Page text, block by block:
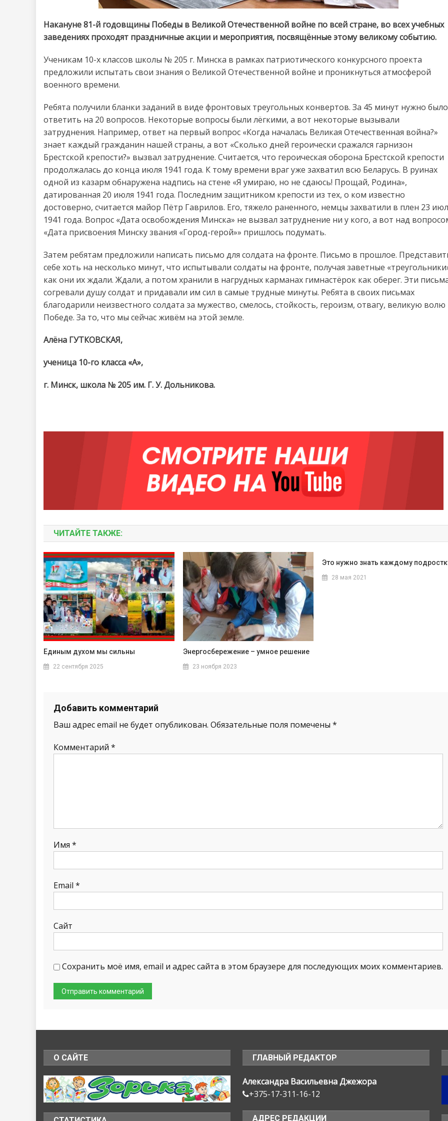
Накануне 81-й годовщины Победы в Великой Отечественной войне по всей стране, во всех учебных
заведениях проходят праздничные акции и мероприятия, посвящённые этому великому событию.
Ученикам 10-х классов школы № 205 г. Минска в рамках патриотического конкурсного проекта
предложили испытать свои знания о Великой Отечественной войне и проникнуться атмосферой
военного времени.
Ребята получили бланки заданий в виде фронтовых треугольных конвертов. За 45 минут нужно было
ответить на 20 вопросов. Некоторые вопросы были лёгкими, а вот некоторые вызывали
затруднения. Например, ответ на первый вопрос «Когда началась Великая Отечественная война?»
знает каждый гражданин нашей страны, а вот «Сколько дней героически сражался гарнизон
Брестской крепости?» вызвал затруднение. Считается, что героическая оборона Брестской крепости
продолжалась до конца июля 1941 года. К тому времени враг уже захватил всю Беларусь. В руинах
одной из казарм обнаружена надпись на стене «Я умираю, но не сдаюсь! Прощай, Родина»,
датированная 20 июля 1941 года. Последним защитником крепости из тех, о ком известно
достоверно, считается майор Пётр Гаврилов. Его, тяжело раненного, немцы захватили в плен 23
1941 года. Вопрос «Дата освобождения Минска» не вызвал затруднение ни у кого, а вот над
«Дата присвоения Минску звания «Город-герой»» пришлось подумать.
Затем ребятам предложили написать письмо для солдата на фронте. Письмо в прошлое.
себе хоть на несколько минут, что испытывали солдаты на фронте, получая заветные
как они их ждали. Ждали, а потом хранили в нагрудных карманах гимнастёрок как оберег. Эти
согревали душу солдат и придавали им сил в самые трудные минуты. Ребята в своих письмах
благодарили неизвестного солдата за мужество, смелось, стойкость, героизм, отвагу, великую волю
Победе. За то, что мы сейчас живём на этой земле.
Алёна ГУТКОВСКАЯ,
ученица 10-го класса «А»,
г. Минск, школа № 205 им. Г. У. Дольникова.
ЧИТАЙТЕ ТАКЖЕ:
Единым духом мы сильны
22 сентября 2025
Энергосбережение – умное решение
23 ноября 2023
Это нужно знать каждому
28 мая 2021
Добавить комментарий
Ваш адрес email не будет опубликован. Обязательные поля помечены *
Комментарий *
Имя *
Email *
Сайт
Сохранить моё имя, email и адрес сайта в этом браузере для последующих моих комментариев.
О САЙТЕ ГЛАВНЫЙ РЕДАКТОР
Александра Васильевна Джежора
+375-17-311-16-12
АДРЕС РЕДАКЦИИ